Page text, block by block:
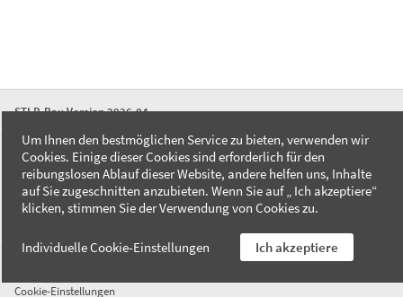
STLB-Bau Version 2026-04
FAQ
Kontakt
Datenschutzerklärung
Cookie-Einstellungen
Um Ihnen den bestmöglichen Service zu bieten, verwenden wir
Cookies. Einige dieser Cookies sind erforderlich für den
reibungslosen Ablauf dieser Website, andere helfen uns, Inhalte
auf Sie zugeschnitten anzubieten. Wenn Sie auf „ Ich akzeptiere“
klicken, stimmen Sie der Verwendung von Cookies zu.
Individuelle Cookie-Einstellungen Ich akzeptiere